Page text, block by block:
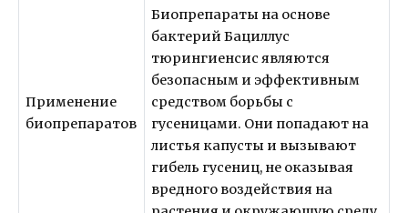
Применение
биопрепаратов
Биопрепараты на основе
бактерий Бациллус
тюрингиенсис являются
безопасным и эффективным
средством борьбы с
гусеницами. Они попадают на
листья капусты и вызывают
гибель гусениц, не оказывая
вредного воздействия на